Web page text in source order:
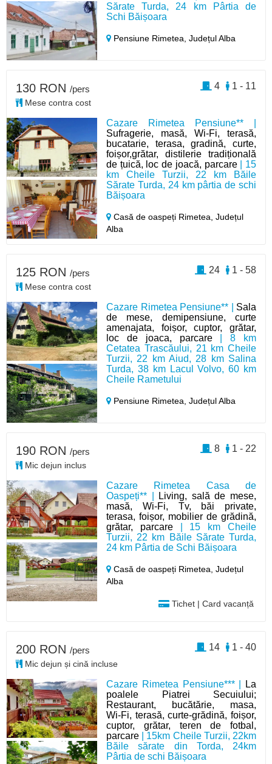
Sărate Turda, 24 km Pârtia de
Schi Băișoara
Pensiune Rimetea,Județul Alba
Cazare Rimetea Pensiune** |
Sufragerie, masă, Wi-Fi, terasă,
bucatarie, terasa, gradină, curte,
foișor,grătar, distilerie tradițională
de țuică, loc de joacă, parcare| 15
km Cheile Turzii, 22 km Băile
Sărate Turda, 24 km pârtia de schi
Băișoara
Casă de oaspeți Rimetea,Județul
Alba
130 RON /pers
Mese contra cost
1 - 11
4
Cazare Rimetea Pensiune** | Sala
de mese, demipensiune, curte
amenajata, foișor, cuptor, grătar,
loc de joaca, parcare| 8 km
Cetatea Trascăului, 21 km Cheile
Turzii, 22 km Aiud, 28 km Salina
Turda, 38 km Lacul Volvo, 60 km
Cheile Rametului
Pensiune Rimetea,Județul Alba
125 RON /pers
Mese contra cost
1 - 58
24
Cazare Rimetea Casa de
Oaspeți** |
Living, sală de mese,
masă, Wi-Fi, Tv, băi private,
terasa, foișor, mobilier de grădină,
grătar, parcare| 15 km Cheile
Turzii, 22 km Băile Sărate Turda,
24 km Pârtia de Schi Băișoara
Casă de oaspeți Rimetea,Județul
Alba
Tichet | Card vacanță
190 RON /pers
Mic dejun inclus
1 - 22
8
Cazare Rimetea Pensiune*** |
La
poalele Piatrei Secuiului;
Restaurant, bucătărie, masa,
Wi‑Fi, terasă, curte‑grădină, foișor,
cuptor, grătar, teren de fotbal,
parcare | 15km Cheile Turzii, 22km
Băile sărate din Torda, 24km
Pârtia de schi Băișoara
200 RON /pers
Mic dejun și cină incluse
1 - 40
14